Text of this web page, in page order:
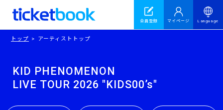
会員登録 マイページ Language
トップ アーティストトップ
KID PHENOMENON
LIVE TOUR 2026 "KIDS00’s"